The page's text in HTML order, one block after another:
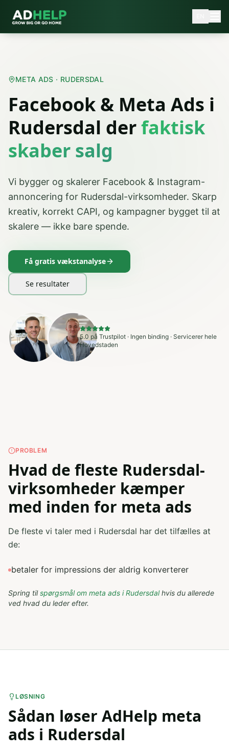
META ADS · RUDERSDAL
Facebook & Meta Ads i
Rudersdal derfaktisk
skaber salg
Vi bygger og skalerer Facebook & Instagram-
annoncering for Rudersdal-virksomheder. Skarp
kreativ, korrekt CAPI, og kampagner bygget til at
skalere — ikke bare spende.
Få gratis vækstanalyse
Se resultater
5.0 på Trustpilot · Ingen binding · Servicerer hele
Hovedstaden
PROBLEM
Hvad de fleste Rudersdal-
virksomheder kæmper
med inden for meta ads
De fleste vi taler med i Rudersdal har det tilfælles at
de:
betaler for impressions der aldrig konverterer
Spring tilspørgsmål om meta ads iRudersdalhvis du allerede
ved hvad du leder efter.
LØSNING
Sådan løser AdHelp meta
ads i Rudersdal